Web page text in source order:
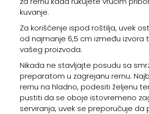
kuvanje.
Za korišćenje ispod roštilja, uvek
od najmanje 6,5 cm između izvora
vašeg proizvoda.
Nikada ne stavljajte posudu sa
preparatom u zagrejanu rernu.
rernu na hladno, podesiti željenu
pustiti da se oboje istovremeno
serviranja, uvek se preporučuje da